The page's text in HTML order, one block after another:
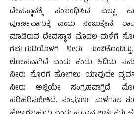
ದೇವಸ್ಥಾನಕ್ಕೆ ಸಂಬಂಧಿಸಿದ ಎಲ್ಲಾ
ಪೂರ್ಣವಾಗುತ್ತೆ ಎಂದು ನಂಬುತ್ತೇನೆ.
ಮಾಡಿರುವ ದೇವಸ್ಥಾನ ಮೊದಲ ಮಳೆಗೆ
ಗರ್ಭಗುಡಿಯೊಳಗೆ ನೀರು
ಲೋಪವಾಗಿದೆ ಎಂದು ಕಂಡು ಹಿಡಿದು
ನೀರು ಹೊರಗೆ ಹೋಗಲು ಯಾವುದೇ
ನೀರು ಅಲ್ಲಿಯೇ ಸಂಗ್ರಹವಾಗ್ತಿದೆ.
ಪರಿಹರಿಸಬೇಕಿದೆ. ಸಂಪೂರ್ಣ ಮಳೆಗಾಲ